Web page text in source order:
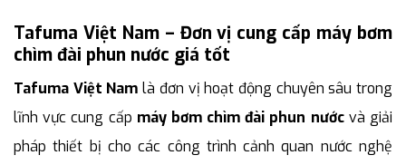
Tafuma Việt Nam – Đơn vị cung cấp máy bơm
chìm đài phun nước giá tốt
Tafuma Việt Nam là đơn vị hoạt động chuyên sâu trong
lĩnh vực cung cấp máy bơm chìm đài phun nướcvà giải
pháp thiết bị cho các công trình cảnh quan nước nghệ